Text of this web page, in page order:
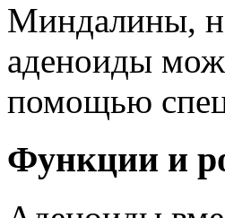
Миндалины,
аденоиды
помощью
Функции и